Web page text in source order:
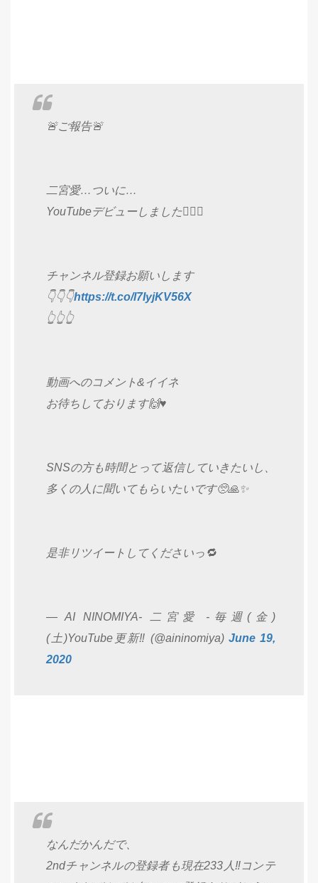
🚨ご報告🚨
二宮愛…ついに…
YouTubeデビューしました🙋‍♀️✨
チャンネル登録お願いします
👇👇👇https://t.co/l7IyjKV56X
👆👆👆
動画へのコメント&イイネ
お待ちしております🙌♥️
SNSの方も時間とって返信していきたいし、
多くの人に聞いてもらいたいです🥺🙏✨
是非リツイートしてくださいっ🔁
— AI NINOMIYA- 二宮愛 -毎週(金)
(土)YouTube更新‼️ (@aininomiya)June 19,
2020
なんだかんだで、
2ndチャンネルの登録者も現在233人‼️コンテ